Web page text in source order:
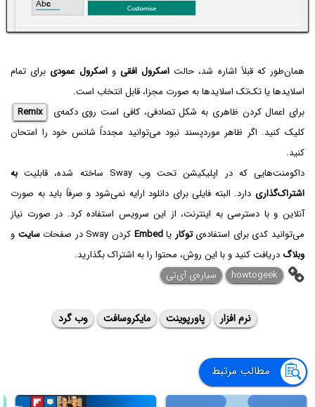
همان‌طور که قبلاً اشاره شد، حالت اسکرول افقی واسکرول عمودی برای تمام
اسلایدها یا تک‌تک اسلایدها به صورت مجزا، قابل انتخاب است.
برای اعمال کردن ظاهری به شکل تصادفی، کافی است روی دکمه‌ی
Remix
کلیک کنید. اگر ظاهر موردپسند نبود می‌توانید مجدداً شانس خود را امتحان
کنید.
داکومنت‌هایی که در اپلیکیشن تحت وب Sway ساخته شده، قابلیت
به
اشتراک‌گذاری دارد. البته فایلی برای دانلود ارایه نمی‌شود و صرفاً باید به صورت
آنلاین و با دسترسی به اینترنت، از این سرویس استفاده کرد. در صورت نیاز
می‌توانید کدی برای استفاده‌یتوکار یاEmbed کردن Sway در صفحات سایت و
وبلاگ دریافت کنید و با این روش، محتوا را به اشتراک بگذارید.
howtogeek
سیاره‌ی ‌آی‌تی
نرم افزار پاورپوینت مایکروسافت وب گرد
مطالب مرتبط